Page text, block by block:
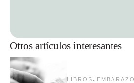
Otros artículos interesantes
LIBROS , EMBARAZO